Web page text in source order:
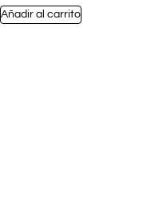
Añadir al carrito